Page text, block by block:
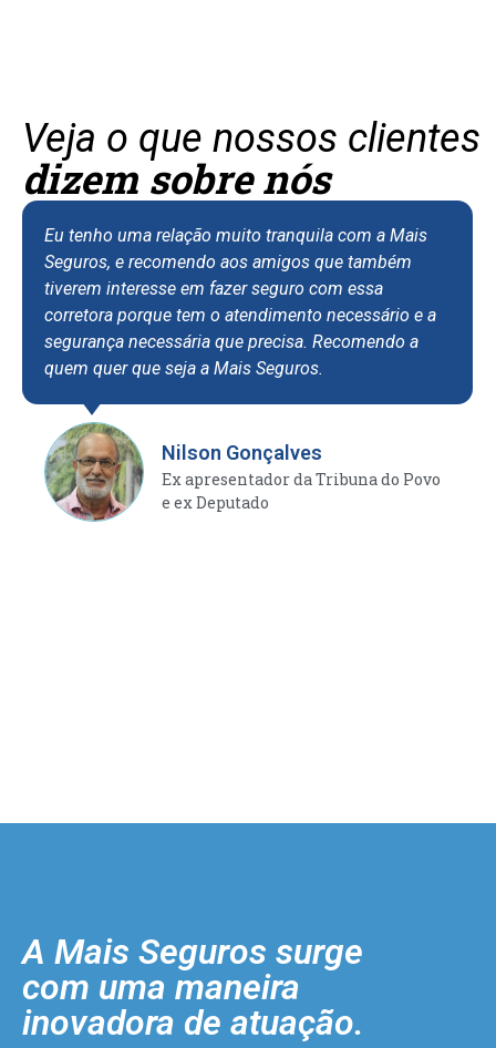
Veja o que nossos clientes
dizem sobre nós
Eu tenho uma relação muito tranquila com a Mais
Seguros, e recomendo aos amigos que também
tiverem interesse em fazer seguro com essa
corretora porque tem o atendimento necessário e a
segurança necessária que precisa. Recomendo a
quem quer que seja a Mais Seguros.
Nilson Gonçalves
Ex apresentador da Tribuna do Povo
e ex Deputado
A Mais Seguros surge
com uma maneira
inovadora de atuação.